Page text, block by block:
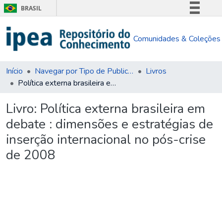
BRASIL
Comunica BR
Acesso à informação
Comunidades & Coleções
Início Navegar por Tipo de Publicação
Livros
Política externa brasileira em debate : dimensões e estratégias de inserção internacional no pós-crise de 2008
Livro: Política externa brasileira em
debate : dimensões e estratégias de
inserção internacional no pós-crise
de 2008